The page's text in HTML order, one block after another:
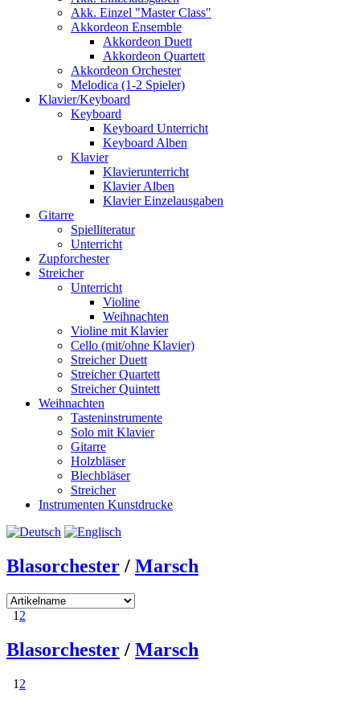
Akk. Einzel "Master Class"
Akkordeon Ensemble
Akkordeon Duett
Akkordeon Quartett
Akkordeon Orchester
Melodica (1-2 Spieler)
Klavier/Keyboard
Keyboard
Keyboard Unterricht
Keyboard Alben
Klavier
Klavierunterricht
Klavier Alben
Klavier Einzelausgaben
Gitarre
Spielliteratur
Unterricht
Zupforchester
Streicher
Unterricht
Violine
Weihnachten
Violine mit Klavier
Cello (mit/ohne Klavier)
Streicher Duett
Streicher Quartett
Streicher Quintett
Weihnachten
Tasteninstrumente
Solo mit Klavier
Gitarre
Holzbläser
Blechbläser
Streicher
Instrumenten Kunstdrucke
Blasorchester / Marsch
1 2
Blasorchester / Marsch
1 2